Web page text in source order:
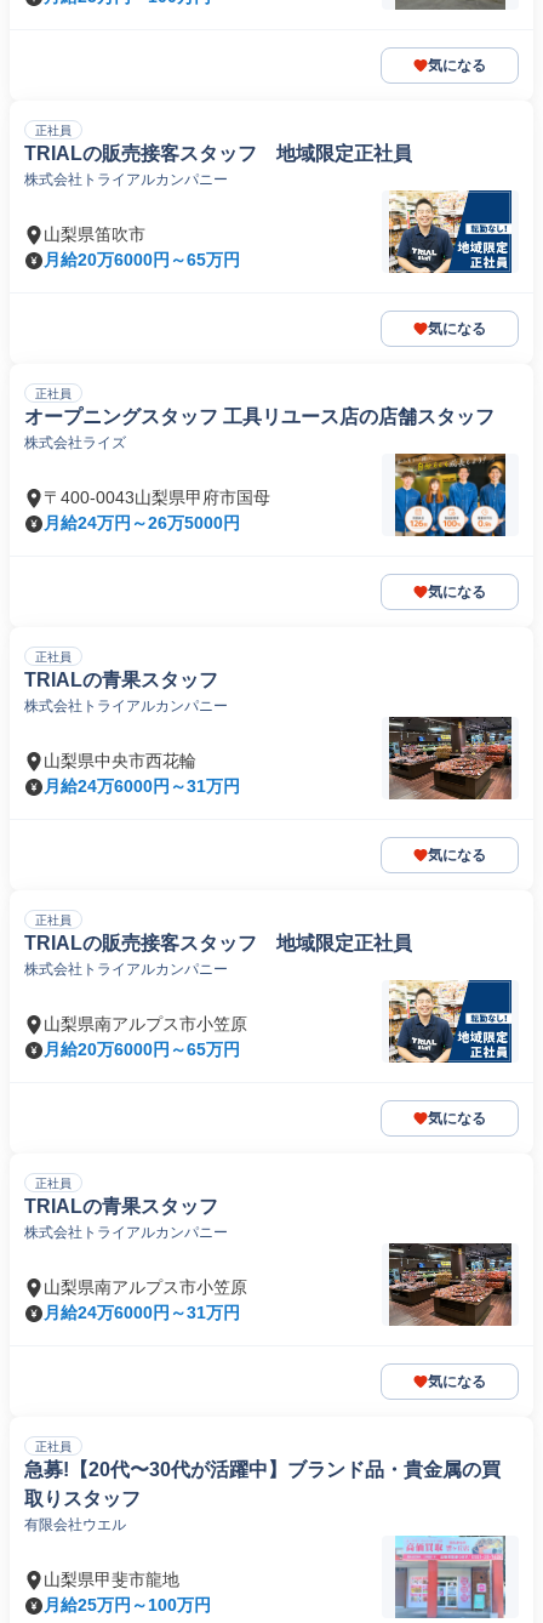
気になる
正社員
TRIALの販売接客スタッフ 地域限定正社員
株式会社トライアルカンパニー
山梨県笛吹市
月給20万6000円～65万円
気になる
正社員
オープニングスタッフ 工具リユース店の店舗スタッフ
株式会社ライズ
〒400-0043山梨県甲府市国母
月給24万円～26万5000円
気になる
正社員
TRIALの青果スタッフ
株式会社トライアルカンパニー
山梨県中央市西花輪
月給24万6000円～31万円
気になる
正社員
TRIALの販売接客スタッフ 地域限定正社員
株式会社トライアルカンパニー
山梨県南アルプス市小笠原
月給20万6000円～65万円
気になる
正社員
TRIALの青果スタッフ
株式会社トライアルカンパニー
山梨県南アルプス市小笠原
月給24万6000円～31万円
気になる
正社員
急募!【20代〜30代が活躍中】ブランド品・貴金属の買
取りスタッフ
有限会社ウエル
山梨県甲斐市龍地
月給25万円～100万円